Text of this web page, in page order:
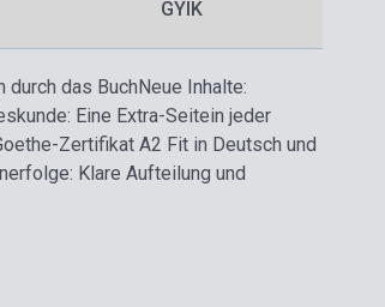
GYIK
durch das BuchNeue Inhalte:
Eine Extra-Seitein jeder
Zertifikat A2 Fit in Deutsch und
Klare Aufteilung und